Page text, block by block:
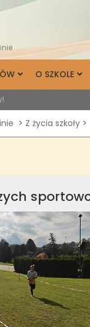
O SZKOLE
> Z życia szkoły >